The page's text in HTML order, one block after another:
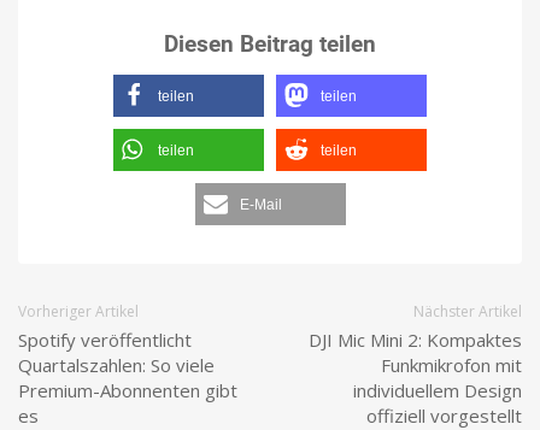
Diesen Beitrag teilen
teilen teilen
teilen teilen
E-Mail
Vorheriger Artikel
Spotify veröffentlicht
Quartalszahlen: So viele
Premium-Abonnenten gibt
es
Nächster Artikel
DJI Mic Mini 2: Kompaktes
Funkmikrofon mit
individuellem Design
offiziell vorgestellt